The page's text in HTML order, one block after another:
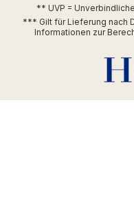
** UVP =
*** Gilt für Lieferung nach
Informationen zur